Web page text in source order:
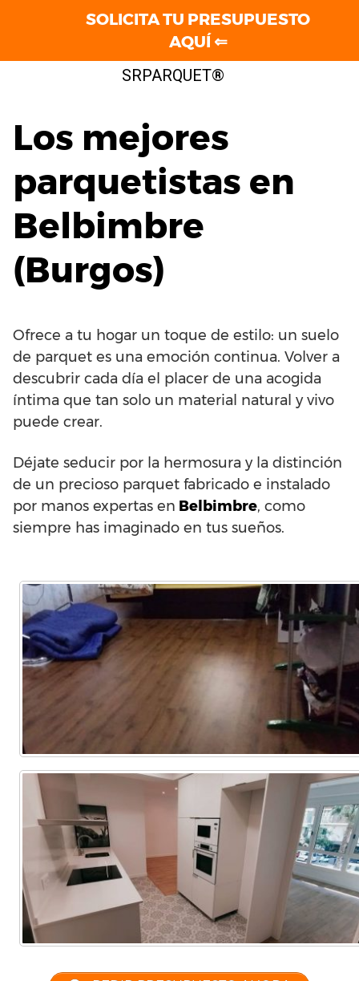
SRPARQUET®
Los mejores
parquetistas en
Belbimbre
(Burgos)
Ofrece a tu hogar un toque de estilo: un suelo
de parquet es una emoción continua. Volver a
descubrir cada día el placer de una acogida
íntima que tan solo un material natural y vivo
puede crear.
Déjate seducir por la hermosura y la distinción
de un precioso parquet fabricado e instalado
por manos expertas en Belbimbre, como
siempre has imaginado en tus sueños.
SOLICITA TU PRESUPUESTO
AQUÍ ⇐